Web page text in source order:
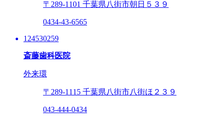
〒289-1101 千葉県八街市朝日５３９
0434-43-6565
124530259
斎藤歯科医院
外来環
〒289-1115 千葉県八街市八街ほ２３９
043-444-0434